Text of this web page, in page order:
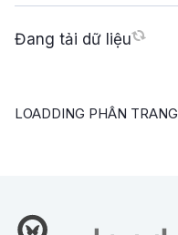
Đang tải dữ liệu
LOADDING PHÂN TRANG